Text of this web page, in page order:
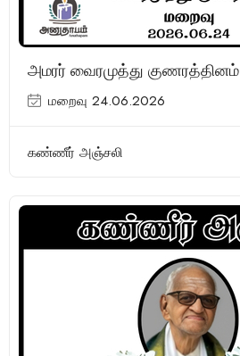
அமரர் வைரமுத்து குணரத்தினம்
மறைவு 24.06.2026
கண்ணீர் அஞ்சலி